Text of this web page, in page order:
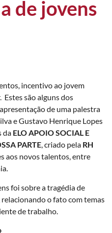
de jovens
incentivo ao jovem
Estes são alguns dos
de uma palestra
e Gustavo Henrique Lopes
da ELO APOIO SOCIAL E
PARTE, criado pela RH
aos novos talentos, entre
foi sobre a tragédia de
o fato com temas
de trabalho.